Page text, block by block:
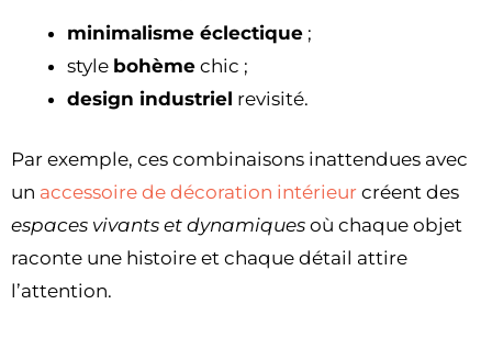
minimalisme éclectique ;
style bohème chic ;
design industriel revisité.
Par exemple, ces combinaisons inattendues avec
un accessoire de décoration intérieur créent des
espaces vivants et dynamiques où chaque objet
raconte une histoire et chaque détail attire
l’attention.